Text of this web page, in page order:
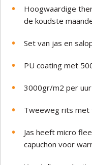
Hoogwaardige
de koudste
Set van jas en
PU coating met
3000gr/m2 per
Tweeweg rits met
Jas heeft micro
capuchon voor